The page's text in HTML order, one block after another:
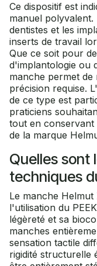
Ce dispositif est
manuel
dentistes et les
inserts de travail
Que ce soit pour
d'implantologie ou
manche permet
précision requise.
de ce type est
praticiens
tout en conservant
de la marque
Quelles sont
techniques
Le manche Helmut
l'utilisation du
légèreté et sa
manches
sensation tactile
rigidité structurelle